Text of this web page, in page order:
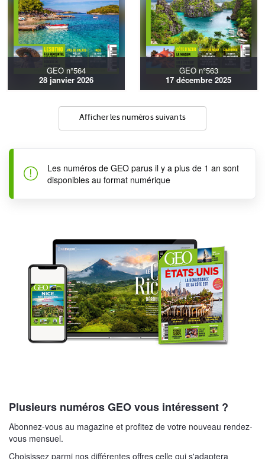
GEO n°564
28 janvier 2026
GEO n°563
17 décembre 2025
Afficher les numéros suivants
Les numéros de GEO parus il y a plus de 1 an sont
disponibles au format numérique
Plusieurs numéros GEO vous intéressent ?
Abonnez-vous au magazine et profitez de votre nouveau rendez-
vous mensuel.
Choisissez parmi nos différentes offres celle qui s'adaptera